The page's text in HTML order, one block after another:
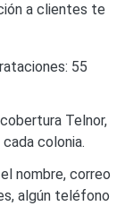
a clientes te
55
Telnor,
colonia.
nombre, correo
algún teléfono